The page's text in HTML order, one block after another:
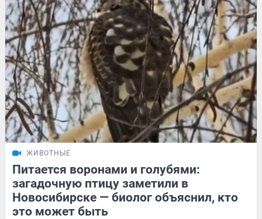
ЖИВОТНЫЕ
Питается воронами и голубями:
загадочную птицу заметили в
Новосибирске — биолог объяснил, кто
это может быть